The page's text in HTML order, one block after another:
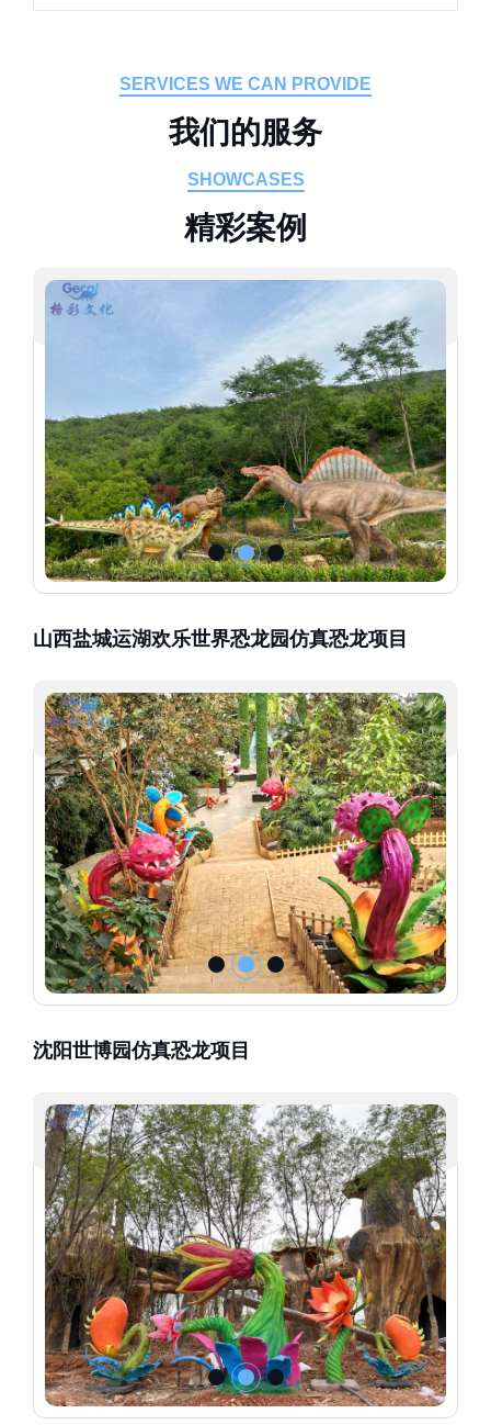
SERVICES WE CAN PROVIDE
我们的服务
SHOWCASES
精彩案例
山西盐城运湖欢乐世界恐龙园仿真恐龙项目
沈阳世博园仿真恐龙项目